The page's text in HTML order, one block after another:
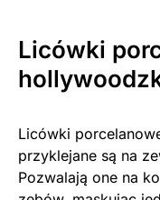
Licówki
Licówki
przyklejane są na
Pozwalają one na